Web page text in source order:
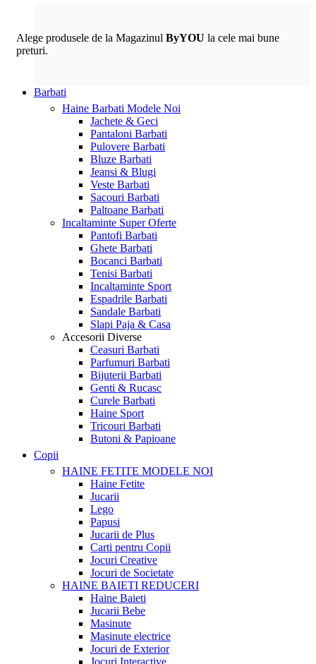
Alege produsele de la Magazinul ByYOU la cele mai bune
preturi.
Barbati
Haine Barbati Modele Noi
Jachete & Geci
Pantaloni Barbati
Pulovere Barbati
Bluze Barbati
Jeansi & Blugi
Veste Barbati
Sacouri Barbati
Paltoane Barbati
Incaltaminte Super Oferte
Pantofi Barbati
Ghete Barbati
Bocanci Barbati
Tenisi Barbati
Incaltaminte Sport
Espadrile Barbati
Sandale Barbati
Slapi Paja & Casa
Accesorii Diverse
Ceasuri Barbati
Parfumuri Barbati
Bijuterii Barbati
Genti & Rucasc
Curele Barbati
Haine Sport
Tricouri Barbati
Butoni & Papioane
Copii
HAINE FETITE MODELE NOI
Haine Fetite
Jucarii
Lego
Papusi
Jucarii de Plus
Carti pentru Copii
Jocuri Creative
Jocuri de Societate
HAINE BAIETI REDUCERI
Haine Baieti
Jucarii Bebe
Masinute
Masinute electrice
Jocuri de Exterior
Jocuri Interactive